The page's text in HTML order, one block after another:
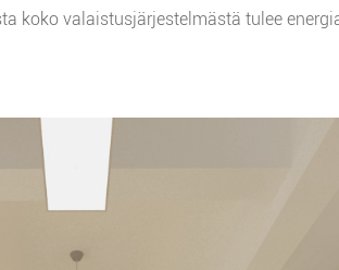
koko valaistusjärjestelmästä tulee